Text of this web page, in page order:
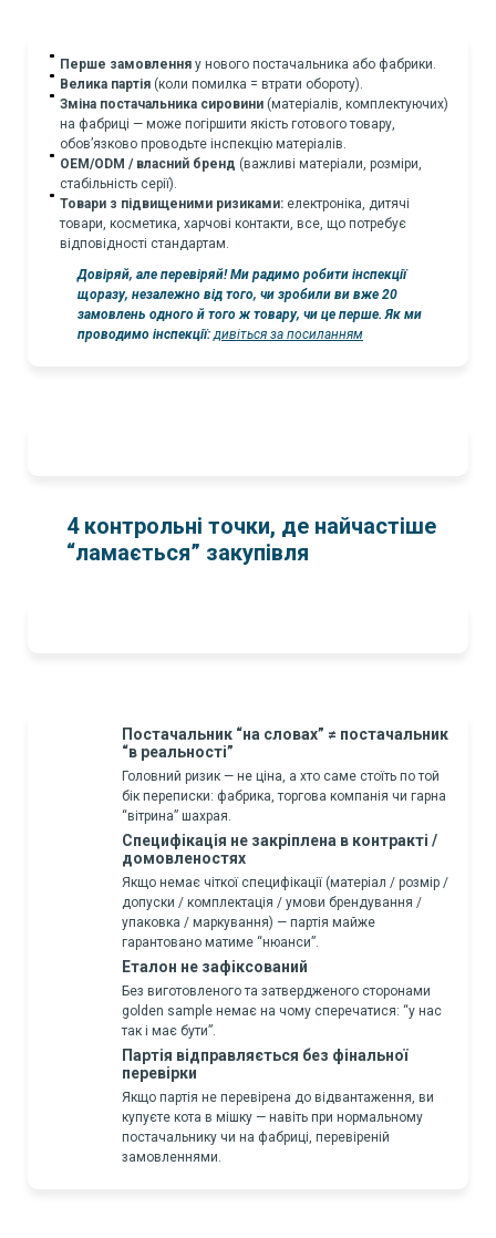
Перше замовлення у нового постачальника або фабрики.
Велика партія (коли помилка = втрати обороту).
Зміна постачальника сировини (матеріалів, комплектуючих)
на фабриці — може погіршити якість готового товару,
обов’язково проводьте інспекцію матеріалів.
OEM/ODM / власний бренд (важливі матеріали, розміри,
стабільність серії).
Товари з підвищеними ризиками: електроніка, дитячі
товари, косметика, харчові контакти, все, що потребує
відповідності стандартам.
Довіряй, але перевіряй! Ми радимо робити інспекції
щоразу, незалежно від того, чи зробили ви вже 20
замовлень одного й того ж товару, чи це перше. Як ми
проводимо інспекції: дивіться за посиланням
4 контрольні точки, де найчастіше
“ламається” закупівля
Постачальник “на словах” ≠ постачальник
“в реальності”
Головний ризик — не ціна, а хто саме стоїть по той
бік переписки: фабрика, торгова компанія чи гарна
“вітрина” шахрая.
Специфікація не закріплена в контракті /
домовленостях
Якщо немає чіткої специфікації (матеріал / розмір /
допуски / комплектація / умови брендування /
упаковка / маркування) — партія майже
гарантовано матиме “нюанси”.
Еталон не зафіксований
Без виготовленого та затвердженого сторонами
golden sample немає на чому сперечатися: “у нас
так і має бути”.
Партія відправляється без фінальної
перевірки
Якщо партія не перевірена до відвантаження, ви
купуєте кота в мішку — навіть при нормальному
постачальнику чи на фабриці, перевіреній
замовленнями.